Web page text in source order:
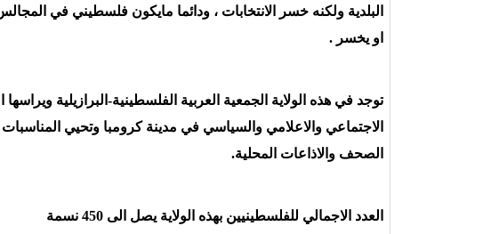
البلدية ولكنه خسر الانتخابات ، ودائما مايكون فلسطيني في
او يخسر .
توجد في هذه الولاية الجمعية العربية الفلسطينية-البرازيلية
الاجتماعي والاعلامي والسياسي في مدينة كرومبا وتحيي
الصحف والاذاعات المحلية.
العدد الاجمالي للفلسطينيين بهذه الولاية يصل الى 450 نسمة